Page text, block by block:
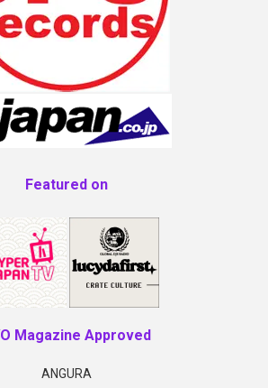
Featured on
Magazine Approved
ANGURA